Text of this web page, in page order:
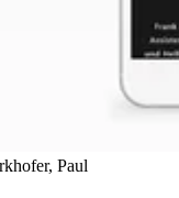
Paul